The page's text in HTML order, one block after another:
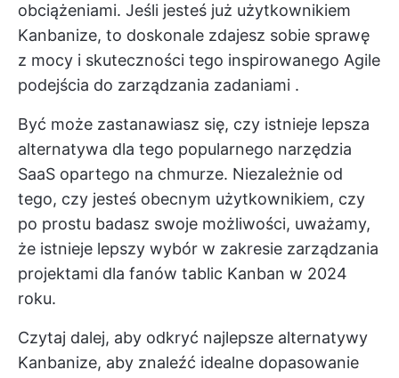
obciążeniami. Jeśli jesteś już użytkownikiem
Kanbanize, to doskonale zdajesz sobie sprawę
z mocy i skuteczności tego inspirowanego Agile
podejścia do zarządzania zadaniami .
Być może zastanawiasz się, czy istnieje lepsza
alternatywa dla tego popularnego narzędzia
SaaS opartego na chmurze. Niezależnie od
tego, czy jesteś obecnym użytkownikiem, czy
po prostu badasz swoje możliwości, uważamy,
że istnieje lepszy wybór w zakresie zarządzania
projektami dla fanów tablic Kanban w 2024
roku.
Czytaj dalej, aby odkryć najlepsze alternatywy
Kanbanize, aby znaleźć idealne dopasowanie